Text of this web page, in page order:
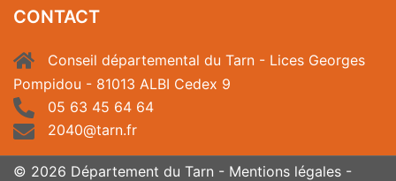
CONTACT
Conseil départemental du Tarn - Lices Georges
Pompidou - 81013 ALBI Cedex 9
05 63 45 64 64
2040@tarn.fr
© 2026 Département du Tarn - Mentions légales -